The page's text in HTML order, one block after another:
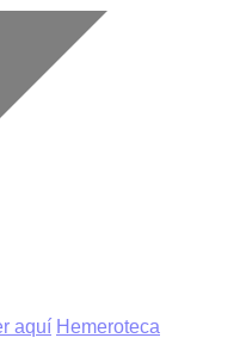
aquí Hemeroteca